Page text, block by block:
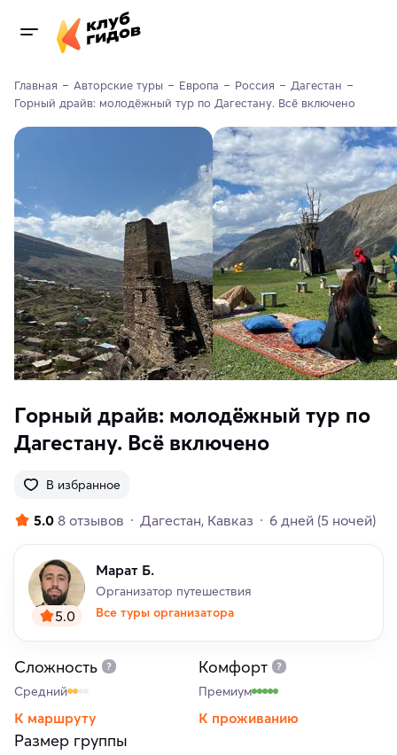
Главная Авторские туры Европа Россия
Дагестан
Горный драйв: молодёжный тур по Дагестану. Всё включено
Горный драйв: молодёжный тур по
Дагестану. Всё включено
В избранное
5.0 8 отзывов Дагестан Кавказ 6 дней (5 ночей)
5.0
Марат Б.
Организатор путешествия
Все туры организатора
Сложность
Средний
К маршруту
Комфорт
Премиум
К проживанию
Размер группы